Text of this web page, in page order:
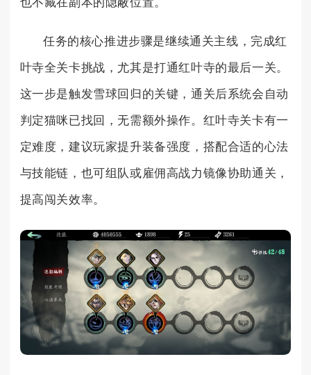
任务的核心推进步骤是继续通关主线，完成红
叶寺全关卡挑战，尤其是打通红叶寺的最后一关。
这一步是触发雪球回归的关键，通关后系统会自动
判定猫咪已找回，无需额外操作。红叶寺关卡有一
定难度，建议玩家提升装备强度，搭配合适的心法
与技能链，也可组队或雇佣高战力镜像协助通关，
提高闯关效率。